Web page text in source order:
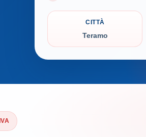
CITTÀ
Teramo